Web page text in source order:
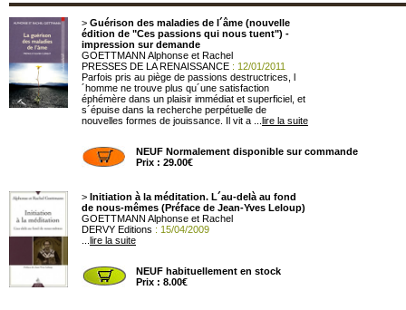
> Guérison des maladies de l´âme (nouvelle
édition de "Ces passions qui nous tuent") -
impression sur demande
GOETTMANN Alphonse et Rachel
PRESSES DE LA RENAISSANCE : 12/01/2011
Parfois pris au piège de passions destructrices, l
´homme ne trouve plus qu´une satisfaction
éphémère dans un plaisir immédiat et superficiel, et
s´épuise dans la recherche perpétuelle de
nouvelles formes de jouissance. Il vit a ... lire la suite
NEUF Normalement disponible sur commande
Prix : 29.00€
> Initiation à la méditation. L´au-delà au fond
de nous-mêmes (Préface de Jean-Yves Leloup)
GOETTMANN Alphonse et Rachel
DERVY Editions : 15/04/2009
lire la suite
NEUF habituellement en stock
Prix : 8.00€